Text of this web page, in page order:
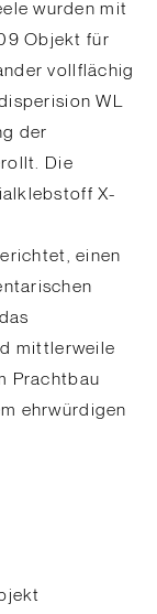
wurden mit
Objekt für
vollflächig
WL
der
Die
X-
einen
mittlerweile
Prachtbau
ehrwürdigen